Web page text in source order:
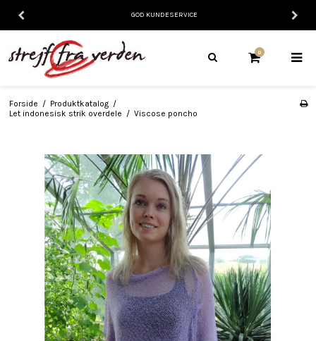
GOD KUNDESERVICE
0
Forside / Produktkatalog /
Let indonesisk strik overdele / Viscose poncho